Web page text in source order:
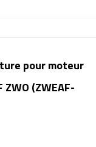
pour moteur
(ZWEAF-